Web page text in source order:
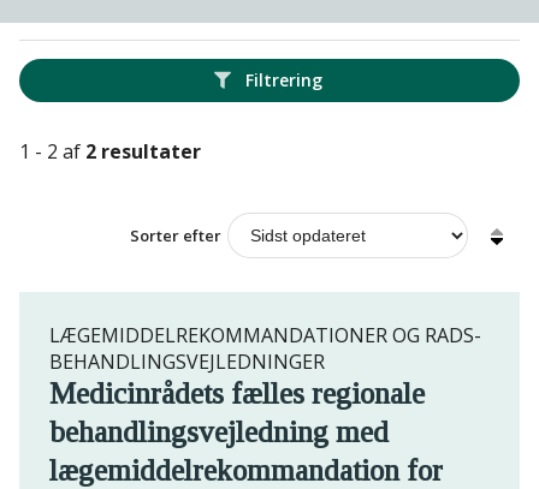
Filtrering
1 - 2 af 2 resultater
Sorter efter
LÆGEMIDDELREKOMMANDATIONER OG RADS-
BEHANDLINGSVEJLEDNINGER
Medicinrådets fælles regionale
behandlingsvejledning med
lægemiddelrekommandation for